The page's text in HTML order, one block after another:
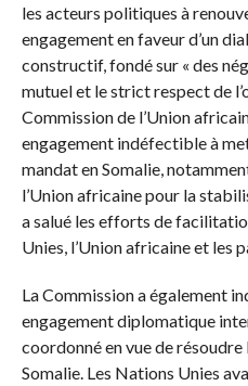
les acteurs politiques à
engagement en faveur d’un
constructif, fondé sur « des
mutuel et le strict respect de
Commission de l’Union
engagement indéfectible à
mandat en Somalie,
l’Union africaine pour la
a salué les efforts de
Unies, l’Union africaine et les
La Commission a également
engagement diplomatique
coordonné en vue de
Somalie. Les Nations Unies